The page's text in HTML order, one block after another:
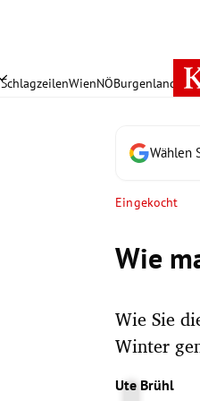
SchlagzeilenWienNÖBurgenland
Wählen
Eingekocht
Wie
Wie Sie
Winter
Ute Brühl